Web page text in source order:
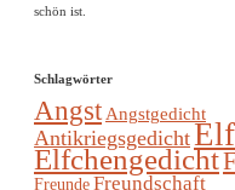
schön ist.
Schlagwörter
Angst Angstgedicht
Antikriegsgedicht
Elfchengedicht
FreundeFreundschaft